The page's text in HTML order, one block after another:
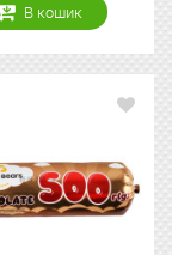
В кошик